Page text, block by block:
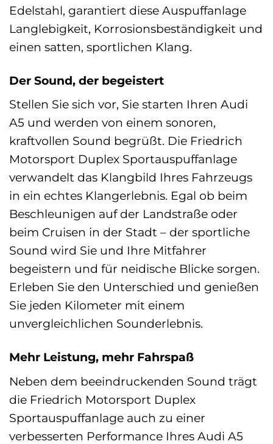
Edelstahl, garantiert diese Auspuffanlage
Langlebigkeit, Korrosionsbeständigkeit und
einen satten, sportlichen Klang.
Der Sound, der begeistert
Stellen Sie sich vor, Sie starten Ihren Audi
A5 und werden von einem sonoren,
kraftvollen Sound begrüßt. Die Friedrich
Motorsport Duplex Sportauspuffanlage
verwandelt das Klangbild Ihres Fahrzeugs
in ein echtes Klangerlebnis. Egal ob beim
Beschleunigen auf der Landstraße oder
beim Cruisen in der Stadt – der sportliche
Sound wird Sie und Ihre Mitfahrer
begeistern und für neidische Blicke sorgen.
Erleben Sie den Unterschied und genießen
Sie jeden Kilometer mit einem
unvergleichlichen Sounderlebnis.
Mehr Leistung, mehr Fahrspaß
Neben dem beeindruckenden Sound trägt
die Friedrich Motorsport Duplex
Sportauspuffanlage auch zu einer
verbesserten Performance Ihres Audi A5